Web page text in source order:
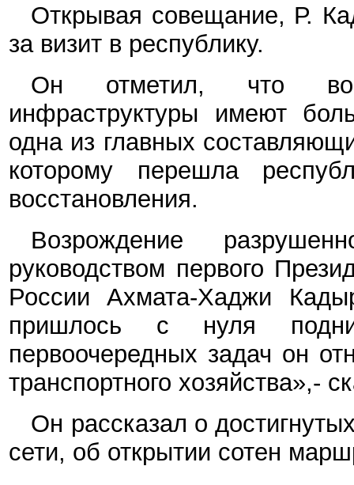
Открывая совещание, Р.
за визит в республику.
Он отметил, что
инфраструктуры имеют
одна из главных
которому перешла
восстановления.
Возрождение
руководством первого
России Ахмата-Хаджи
пришлось с нуля
первоочередных задач он
транспортного хозяйства»,-
Он рассказал о
сети, об открытии сотен